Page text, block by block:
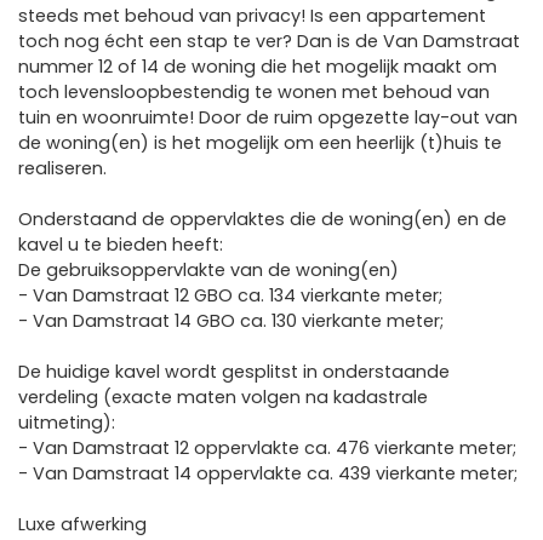
steeds met behoud van privacy! Is een appartement
toch nog écht een stap te ver? Dan is de Van Damstraat
nummer 12 of 14 de woning die het mogelijk maakt om
toch levensloopbestendig te wonen met behoud van
tuin en woonruimte! Door de ruim opgezette lay-out van
de woning(en) is het mogelijk om een heerlijk (t)huis te
realiseren.
Onderstaand de oppervlaktes die de woning(en) en de
kavel u te bieden heeft:
De gebruiksoppervlakte van de woning(en)
- Van Damstraat 12 GBO ca. 134 vierkante meter;
- Van Damstraat 14 GBO ca. 130 vierkante meter;
De huidige kavel wordt gesplitst in onderstaande
verdeling (exacte maten volgen na kadastrale
uitmeting):
- Van Damstraat 12 oppervlakte ca. 476 vierkante meter;
- Van Damstraat 14 oppervlakte ca. 439 vierkante meter;
Luxe afwerking